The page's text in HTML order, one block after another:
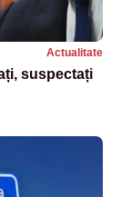
Actualitate
suspectați